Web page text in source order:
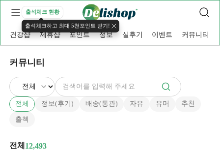
출석체크 현황
출석체크하고 최대 5천포인트 받기!
건강샵 제휴샵 포인트 정보 실후기 이벤트 커뮤니티
커뮤니티
전체 정보(후기) 배송(통관) 자유 유머 추천
출첵
전체 12,493